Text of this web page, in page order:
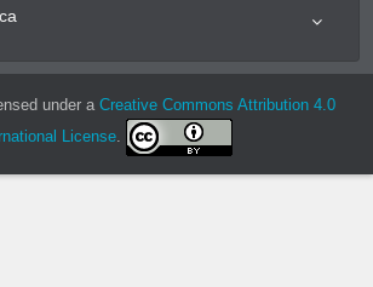
under a Creative Commons Attribution 4.0
License